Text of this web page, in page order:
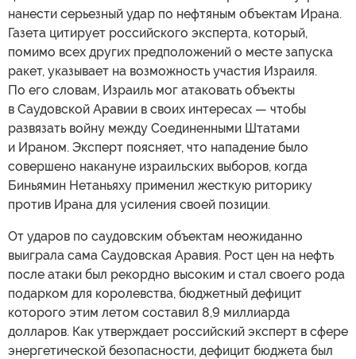
нанести серьезный удар по нефтяным объектам Ирана.
Газета цитирует российского эксперта, который,
помимо всех других предположений о месте запуска
ракет, указывает на возможность участия Израиля.
По его словам, Израиль мог атаковать объекты
в Саудовской Аравии в своих интересах — чтобы
развязать войну между Соединенными Штатами
и Ираном. Эксперт поясняет, что нападение было
совершено накануне израильских выборов, когда
Биньямин Нетаньяху применил жесткую риторику
против Ирана для усиления своей позиции.
От ударов по саудовским объектам неожиданно
выиграла сама Саудовская Аравия. Рост цен на нефть
после атаки был рекордно высоким и стал своего рода
подарком для королевства, бюджетный дефицит
которого этим летом составил 8,9 миллиарда
долларов. Как утверждает российский эксперт в сфере
энергетической безопасности, дефицит бюджета был